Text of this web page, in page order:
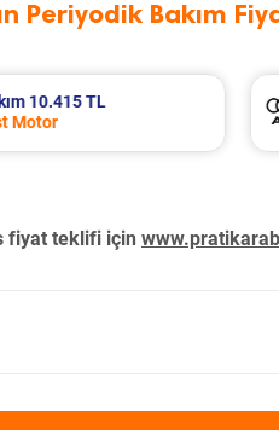
Periyodik Bakım
7.978 TL
Motor
fiyat teklifi için